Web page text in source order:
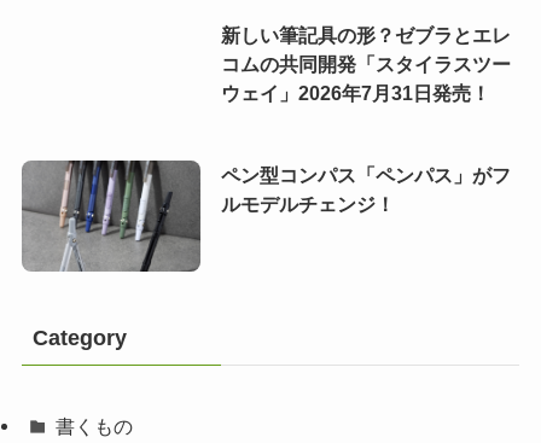
新しい筆記具の形？ゼブラとエレ
コムの共同開発「スタイラスツー
ウェイ」2026年7月31日発売！
ペン型コンパス「ペンパス」がフ
ルモデルチェンジ！
Category
書くもの